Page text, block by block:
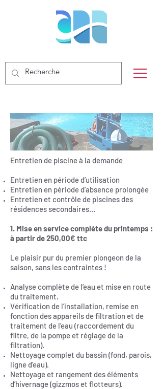
Entretien de piscine à la demande
Entretien en période d’utilisation
Entretien en période d’absence prolongée
Entretien et contrôle de piscines des
résidences secondaires…
1. Mise en service complète du printemps :
à partir de 250,00€ ttc
Le plaisir pur du premier plongeon de la
saison, sans les contraintes !
Analyse complète de l’eau et mise en route
du traitement.
Vérification de l’installation, remise en
fonction des appareils de filtration et de
traitement de l’eau (raccordement du
filtre, de la pompe et réglage de la
filtration).
Nettoyage complet du bassin (fond, parois,
ligne d’eau).
Nettoyage et rangement des éléments
d’hivernage (gizzmos et flotteurs).